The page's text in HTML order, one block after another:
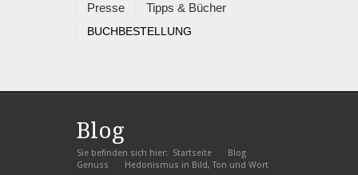
Presse
Tipps & Bücher
BUCHBESTELLUNG
Blog
Sie befinden sich hier: Startseite »
Blog
Genuss
»
Hedonismus in Bild, Ton und Wort